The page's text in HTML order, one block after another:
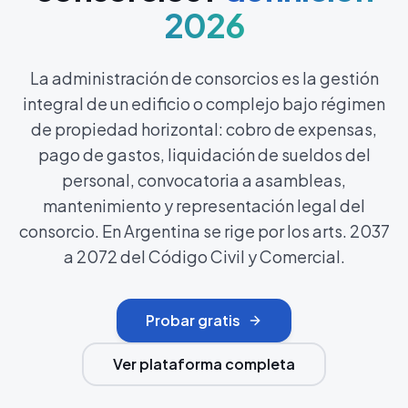
2026
La administración de consorcios es la gestión
integral de un edificio o complejo bajo régimen
de propiedad horizontal: cobro de expensas,
pago de gastos, liquidación de sueldos del
personal, convocatoria a asambleas,
mantenimiento y representación legal del
consorcio. En Argentina se rige por los arts. 2037
a 2072 del Código Civil y Comercial.
Probar gratis
Ver plataforma completa